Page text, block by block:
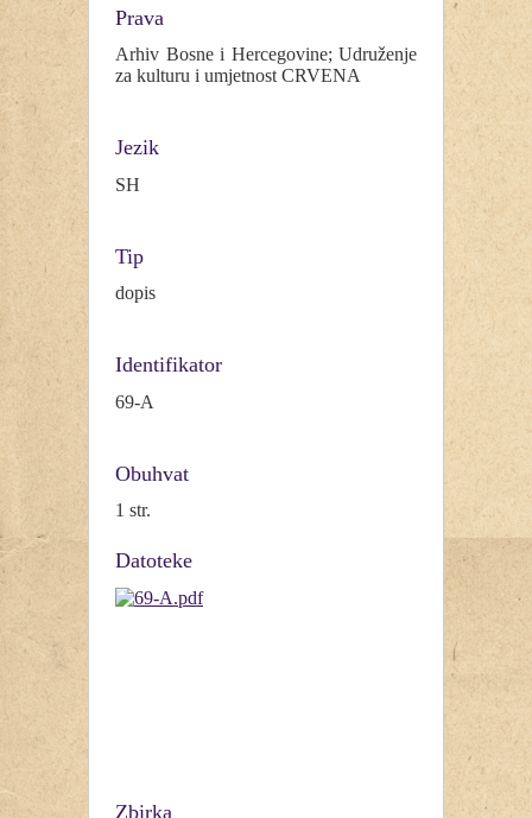
Prava
Arhiv Bosne i Hercegovine; Udruženje
za kulturu i umjetnost CRVENA
Jezik
SH
Tip
dopis
Identifikator
69-A
Obuhvat
1 str.
Datoteke
Zbirka